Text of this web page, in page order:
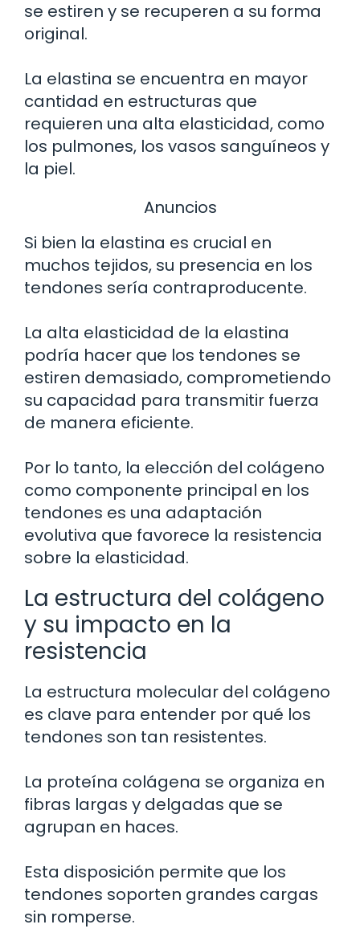
se estiren y se recuperen a su forma
original.
La elastina se encuentra en mayor
cantidad en estructuras que
requieren una alta elasticidad, como
los pulmones, los vasos sanguíneos y
la piel.
Anuncios
Si bien la elastina es crucial en
muchos tejidos, su presencia en los
tendones sería contraproducente.
La alta elasticidad de la elastina
podría hacer que los tendones se
estiren demasiado, comprometiendo
su capacidad para transmitir fuerza
de manera eficiente.
Por lo tanto, la elección del colágeno
como componente principal en los
tendones es una adaptación
evolutiva que favorece la resistencia
sobre la elasticidad.
La estructura del colágeno
y su impacto en la
resistencia
La estructura molecular del colágeno
es clave para entender por qué los
tendones son tan resistentes.
La proteína colágena se organiza en
fibras largas y delgadas que se
agrupan en haces.
Esta disposición permite que los
tendones soporten grandes cargas
sin romperse.